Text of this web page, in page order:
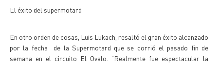
El éxito del supermotard
En otro orden de cosas, Luis Lukach, resaltó el gran éxito alcanzado
por la fecha de la Supermotard que se corrió el pasado fin de
semana en el circuito El Ovalo. “Realmente fue espectacular la